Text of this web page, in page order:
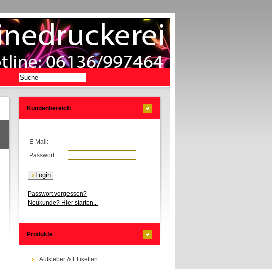
Kundenbereich
E-Mail:
Passwort:
Passwort vergessen?
Neukunde? Hier starten...
Produkte
Aufkleber & Ettiketten